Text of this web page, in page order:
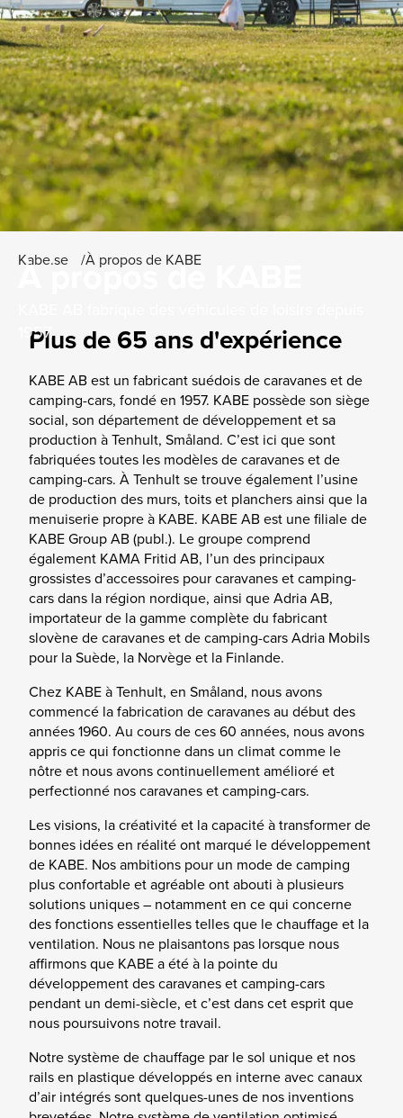
À propos de KABE
1957.
Kabe.se À propos de KABE
Plus de 65 ans d'expérience
KABE AB est un fabricant suédois de caravanes et de
camping-cars, fondé en 1957. KABE possède son siège
social, son département de développement et sa
production à Tenhult, Småland. C’est ici que sont
fabriquées toutes les modèles de caravanes et de
camping-cars. À Tenhult se trouve également l’usine
de production des murs, toits et planchers ainsi que la
menuiserie propre à KABE. KABE AB est une filiale de
KABE Group AB (publ.). Le groupe comprend
également KAMA Fritid AB, l’un des principaux
grossistes d’accessoires pour caravanes et camping-
cars dans la région nordique, ainsi que Adria AB,
importateur de la gamme complète du fabricant
slovène de caravanes et de camping-cars Adria Mobils
pour la Suède, la Norvège et la Finlande.
Chez KABE à Tenhult, en Småland, nous avons
commencé la fabrication de caravanes au début des
années 1960. Au cours de ces 60 années, nous avons
appris ce qui fonctionne dans un climat comme le
nôtre et nous avons continuellement amélioré et
perfectionné nos caravanes et camping-cars.
Les visions, la créativité et la capacité à transformer de
bonnes idées en réalité ont marqué le développement
de KABE. Nos ambitions pour un mode de camping
plus confortable et agréable ont abouti à plusieurs
solutions uniques – notamment en ce qui concerne
des fonctions essentielles telles que le chauffage et la
ventilation. Nous ne plaisantons pas lorsque nous
affirmons que KABE a été à la pointe du
développement des caravanes et camping-cars
pendant un demi-siècle, et c’est dans cet esprit que
nous poursuivons notre travail.
Notre système de chauffage par le sol unique et nos
rails en plastique développés en interne avec canaux
d’air intégrés sont quelques-unes de nos inventions